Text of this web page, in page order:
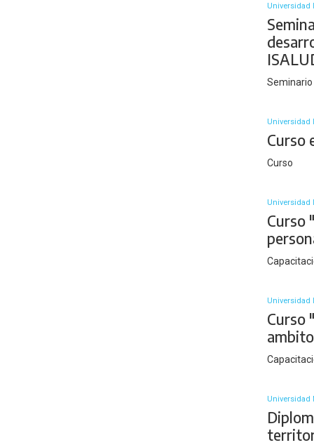
Universidad
Seminario
Universidad
Curso
Curso
Universidad
Curso
Universidad
Curso
Universidad